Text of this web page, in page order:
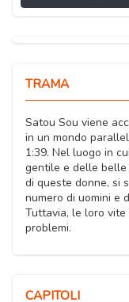
TRAMA
Satou Sou viene
in un mondo
1:39. Nel luogo in
gentile e delle belle
di queste donne, si
numero di uomini e
Tuttavia, le loro
problemi.
CAPITOLI